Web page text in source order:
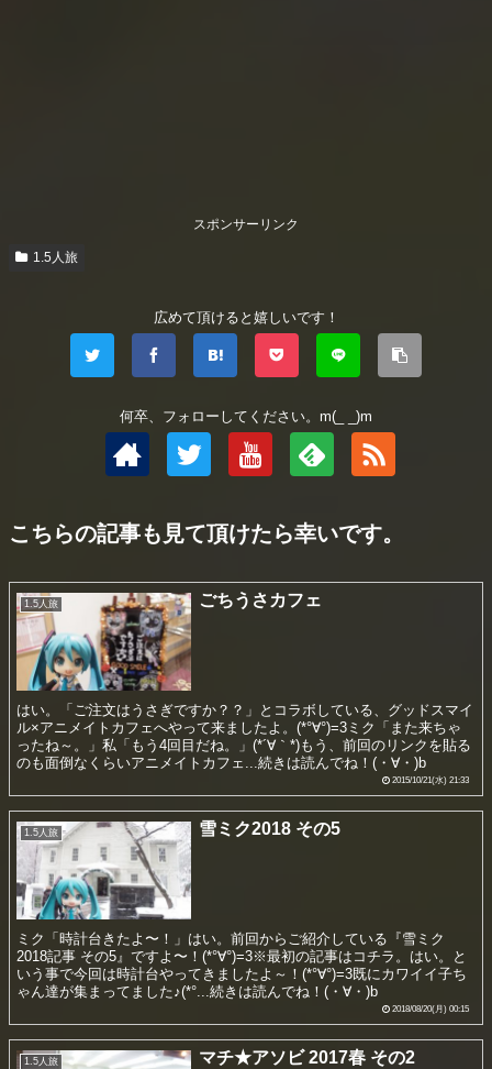
スポンサーリンク
1.5人旅
広めて頂けると嬉しいです！
何卒、フォローしてください。m(_ _)m
こちらの記事も見て頂けたら幸いです。
1.5人旅 ごちうさカフェ
はい。「ご注文はうさぎですか？？」とコラボしている、グッドスマイ
ル×アニメイトカフェへやって来ましたよ。(*°∀°)=3ミク「また来ちゃ
ったね～。」私「もう4回目だね。」(*´∀｀*)もう、前回のリンクを貼る
のも面倒なくらいアニメイトカフェ...続きは読んでね！(・∀・)b
2015/10/21(水) 21:33
1.5人旅 雪ミク2018 その5
ミク「時計台きたよ〜！」はい。前回からご紹介している『雪ミク
2018記事 その5』ですよ〜！(*°∀°)=3※最初の記事はコチラ。はい。と
いう事で今回は時計台やってきましたよ～！(*°∀°)=3既にカワイイ子ち
ゃん達が集まってました♪(*°...続きは読んでね！(・∀・)b
2018/08/20(月) 00:15
1.5人旅 マチ★アソビ 2017春 その2